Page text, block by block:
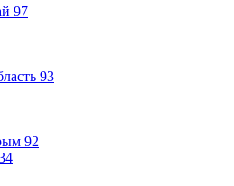
97
93
92